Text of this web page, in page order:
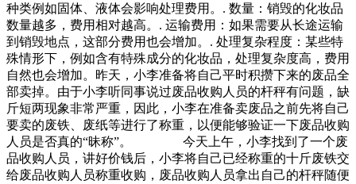
种类例如固体、液体会影响处理费用。. 数量：销毁的化妆品
数量越多，费用相对越高。. 运输费用：如果需要从长途运输
到销毁地点，这部分费用也会增加。. 处理复杂程度：某些特
殊情形下，例如含有特殊成分的化妆品，处理复杂度高，费用
自然也会增加。昨天，小李准备将自己平时积攒下来的废品全
部卖掉。由于小李听同事说过废品收购人员的杆秤有问题，缺
斤短两现象非常严重，因此，小李在准备卖废品之前先将自己
要卖的废铁、废纸等进行了称重，以便能够验证一下废品收购
人员是否真的“昧称”。 今天上午，小李找到了一个废
品收购人员，讲好价钱后，小李将自己已经称重的十斤废铁交
给废品收购人员称重收购，废品收购人员拿出自己的杆秤随便